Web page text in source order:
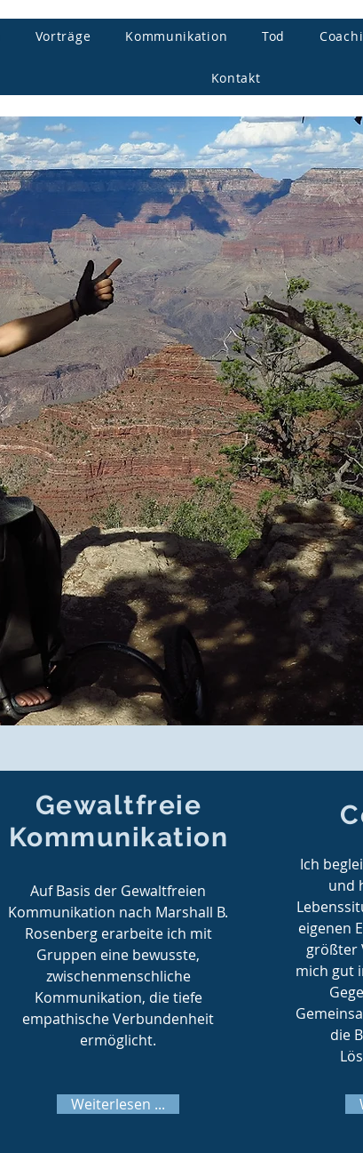
Vorträge Kommunikation Tod
Kontakt
Angst vor Tod
SEMINAR | 30.10. -
Gewaltfreie
Kommunikation
Auf Basis der Gewaltfreien
Kommunikation nach Marshall B.
Rosenberg erarbeite ich mit
Gruppen eine bewusste,
zwischenmenschliche
Kommunikation, die tiefe
empathische Verbundenheit
ermöglicht.
Weiterlesen ...
Ich
und
eigenen
größter
mich gut
die